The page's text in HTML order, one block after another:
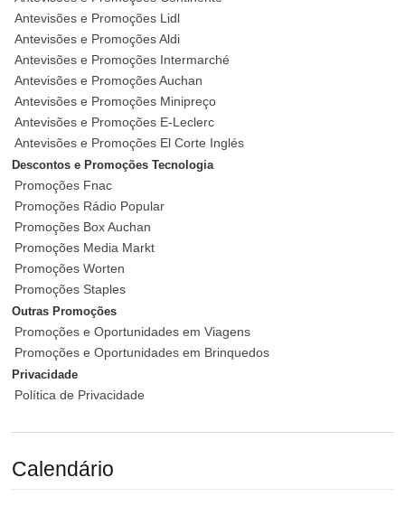
Antevisões e Promoções Lidl
Antevisões e Promoções Aldi
Antevisões e Promoções Intermarché
Antevisões e Promoções Auchan
Antevisões e Promoções Minipreço
Antevisões e Promoções E-Leclerc
Antevisões e Promoções El Corte Inglés
Descontos e Promoções Tecnologia
Promoções Fnac
Promoções Rádio Popular
Promoções Box Auchan
Promoções Media Markt
Promoções Worten
Promoções Staples
Outras Promoções
Promoções e Oportunidades em Viagens
Promoções e Oportunidades em Brinquedos
Privacidade
Política de Privacidade
Calendário